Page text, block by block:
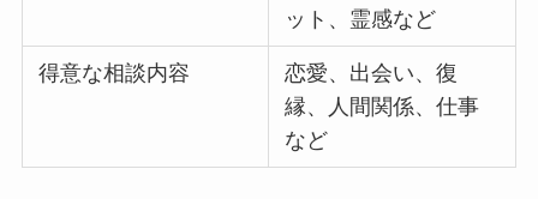
ット、霊感など
得意な相談内容
恋愛、出会い、復
縁、人間関係、仕事
など